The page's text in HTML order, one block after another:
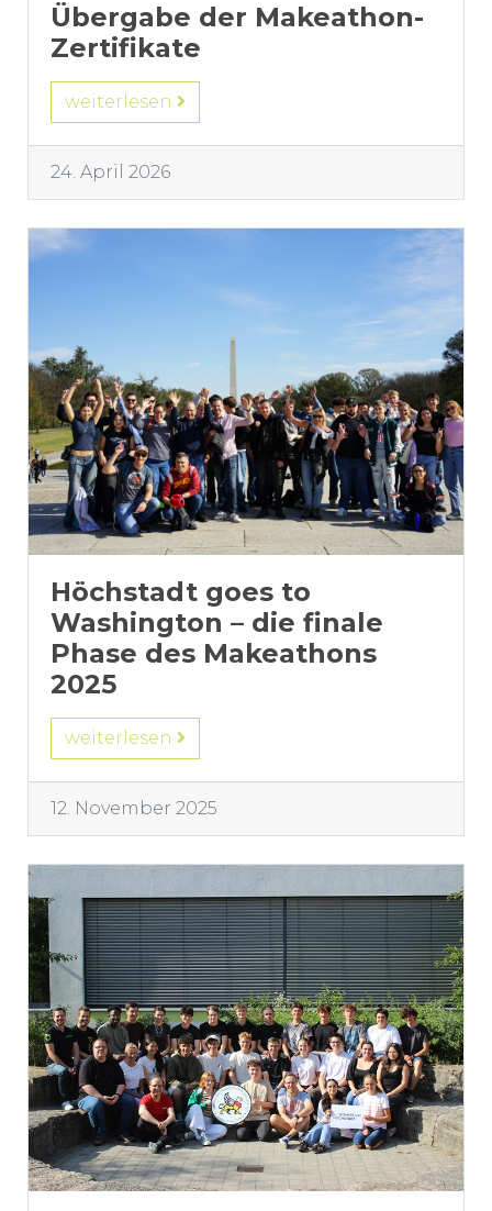
Übergabe der Makeathon-
Zertifikate
weiterlesen
24. April 2026
Höchstadt goes to
Washington – die finale
Phase des Makeathons
2025
weiterlesen
12. November 2025